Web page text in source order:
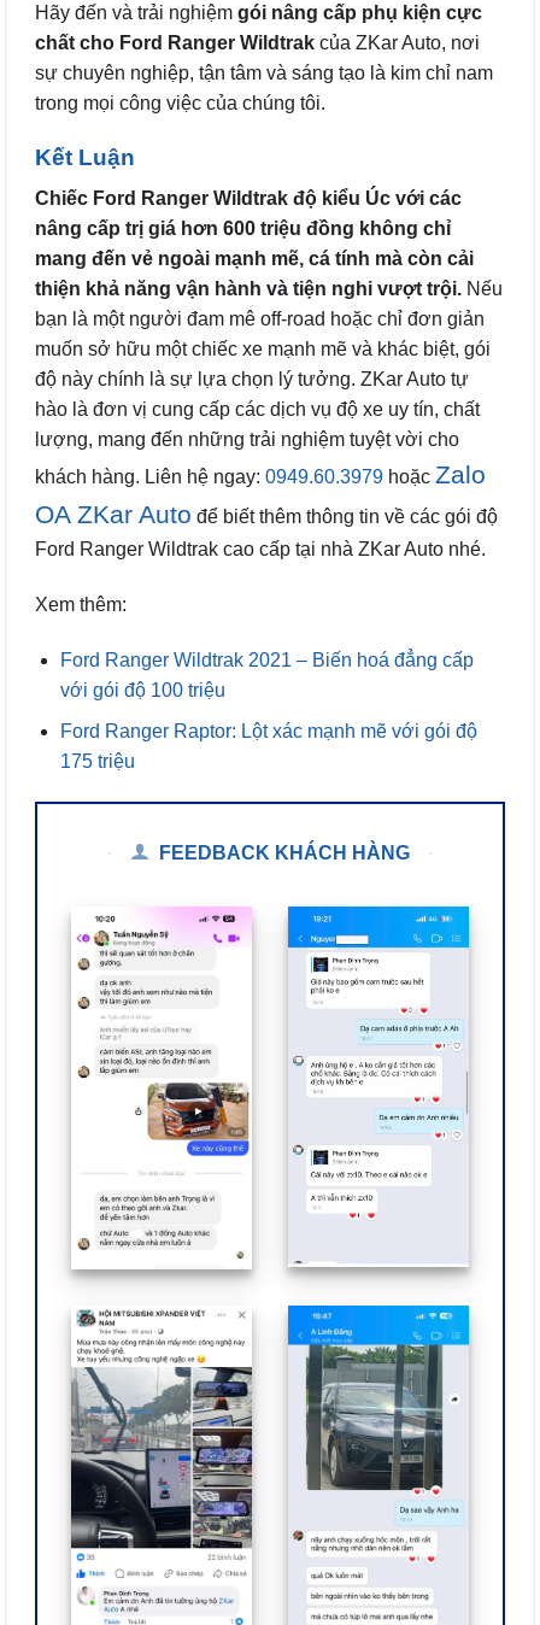
Hãy đến và trải nghiệm gói nâng cấp phụ kiện cực
chất cho Ford Ranger Wildtrak của ZKar Auto, nơi
sự chuyên nghiệp, tận tâm và sáng tạo là kim chỉ nam
trong mọi công việc của chúng tôi.
Kết Luận
Chiếc Ford Ranger Wildtrak độ kiểu Úc với các
nâng cấp trị giá hơn 600 triệu đồng không chỉ
mang đến vẻ ngoài mạnh mẽ, cá tính mà còn cải
thiện khả năng vận hành và tiện nghi vượt trội. Nếu
bạn là một người đam mê off-road hoặc chỉ đơn giản
muốn sở hữu một chiếc xe mạnh mẽ và khác biệt, gói
độ này chính là sự lựa chọn lý tưởng. ZKar Auto tự
hào là đơn vị cung cấp các dịch vụ độ xe uy tín, chất
lượng, mang đến những trải nghiệm tuyệt vời cho
khách hàng. Liên hệ ngay: 0949.60.3979 hoặc Zalo
OA ZKar Auto để biết thêm thông tin về các gói độ
Ford Ranger Wildtrak cao cấp tại nhà ZKar Auto nhé.
Xem thêm:
Ford Ranger Wildtrak 2021 – Biến hoá đẳng cấp
với gói độ 100 triệu
Ford Ranger Raptor: Lột xác mạnh mẽ với gói độ
175 triệu
FEEDBACK KHÁCH HÀNG